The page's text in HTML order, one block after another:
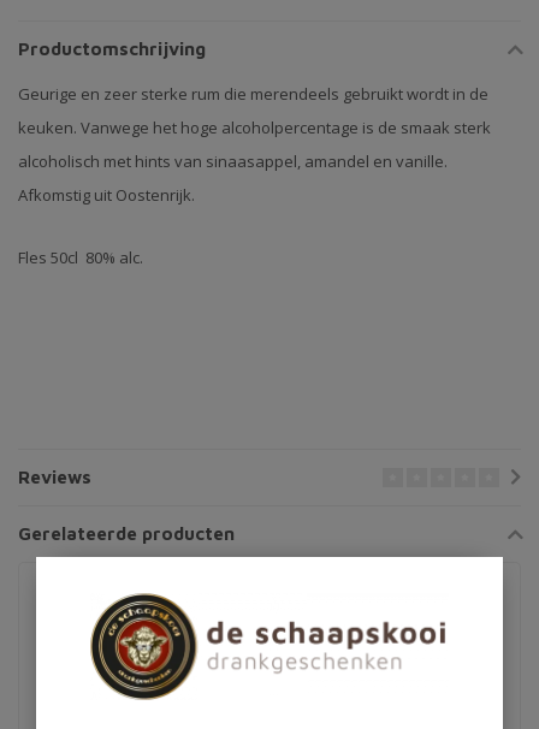
Productomschrijving
Geurige en zeer sterke rum die merendeels gebruikt wordt in de
keuken. Vanwege het hoge alcoholpercentage is de smaak sterk
alcoholisch met hints van sinaasappel, amandel en vanille.
Afkomstig uit Oostenrijk.
Fles 50cl 80% alc.
Reviews
Gerelateerde producten